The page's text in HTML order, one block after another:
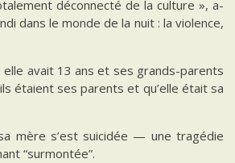
déconnecté de la culture », a-
dans le monde de la nuit : la violence,
elle avait 13 ans et ses grands-parents
étaient ses parents et qu’elle était sa
mère s’est suicidée — une tragédie
“surmontée”.